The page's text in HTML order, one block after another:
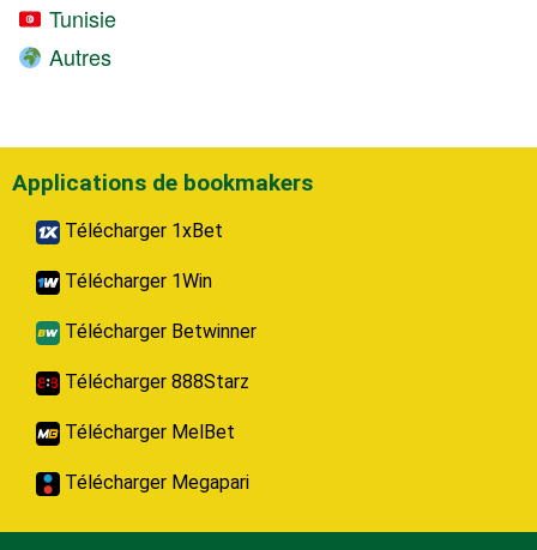
Tunisie
Autres
Applications de bookmakers
Télécharger 1xBet
Télécharger 1Win
Télécharger Betwinner
Télécharger 888Starz
Télécharger MelBet
Télécharger Megapari